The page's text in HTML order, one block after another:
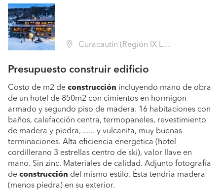
Curacautín (Región IX La Araucanía - Malleco)
Presupuesto construir edificio
Costo de m2 de construcción incluyendo mano de obra
de un hotel de 850m2 con cimientos en hormigon
armado y segundo piso de madera. 16 habitaciones con
baños, calefacción centra, termopaneles, revestimiento
de madera y piedra, ...... y vulcanita, muy buenas
terminaciones. Alta eficiencia energetica (hotel
cordillerano 3 estrellas centro de ski), valor llave en
mano. Sin zinc. Materiales de calidad. Adjunto fotografía
de construcción del mismo estilo. Ésta tendria madera
(menos piedra) en su exterior.